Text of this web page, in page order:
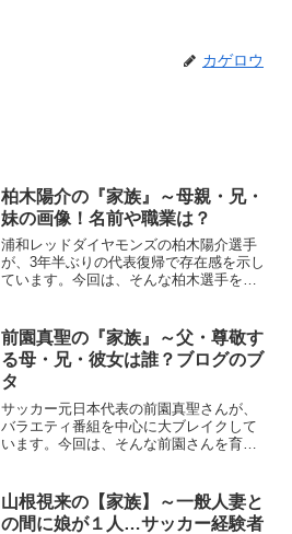
カゲロウ
柏木陽介の『家族』～母親・兄・
妹の画像！名前や職業は？
浦和レッドダイヤモンズの柏木陽介選手
が、3年半ぶりの代表復帰で存在感を示し
ています。今回は、そんな柏木選手を育
選手は、1987年12月15日生まれで、現在
27歳。神戸で...
前園真聖の『家族』～父・尊敬す
る母・兄・彼女は誰？ブログのブ
タ
サッカー元日本代表の前園真聖さんが、
バラエティ番組を中心に大ブレイクして
います。今回は、そんな前園さんを育ん
さんは、鹿児島県薩摩郡東郷町（当時）
出身。1973年10月2...
山根視来の【家族】～一般人妻と
の間に娘が１人…サッカー経験者